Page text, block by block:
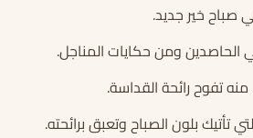
صباح خير جديد.
الحاصدين ومن حكايات المناجل.
تفوح رائحة القداسة.
تأتيك بلون الصباح وتعبق برائحته.